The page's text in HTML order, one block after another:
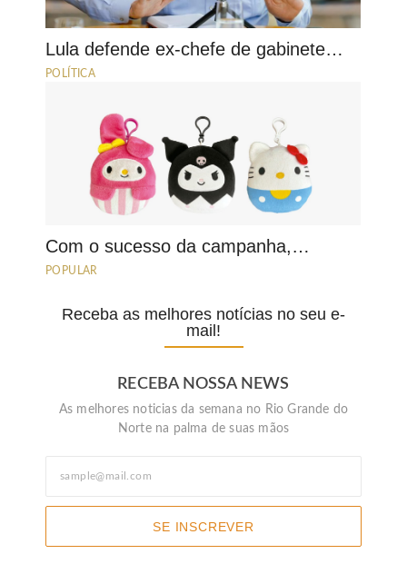
Lula defende ex-chefe de gabinete…
POLÍTICA
Com o sucesso da campanha,…
POPULAR
Receba as melhores notícias no seu e-
mail!
RECEBA NOSSA NEWS
As melhores noticias da semana no Rio Grande do
Norte na palma de suas mãos
SE INSCREVER